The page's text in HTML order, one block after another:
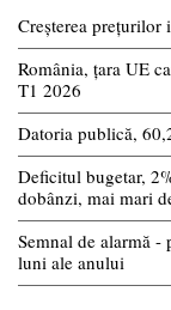
Creșterea
România, țara UE
T1 2026
Datoria publică,
Deficitul bugetar,
dobânzi, mai mari
Semnal de alarmă
luni ale anului